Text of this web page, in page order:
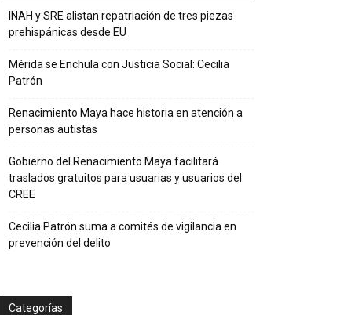
INAH y SRE alistan repatriación de tres piezas
prehispánicas desde EU
Mérida se Enchula con Justicia Social: Cecilia
Patrón
Renacimiento Maya hace historia en atención a
personas autistas
Gobierno del Renacimiento Maya facilitará
traslados gratuitos para usuarias y usuarios del
CREE
Cecilia Patrón suma a comités de vigilancia en
prevención del delito
Categorías